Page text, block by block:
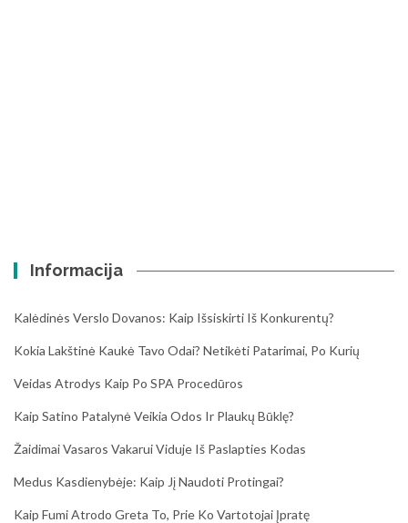
Informacija
Kalėdinės Verslo Dovanos: Kaip Išsiskirti Iš Konkurentų?
Kokia Lakštinė Kaukė Tavo Odai? Netikėti Patarimai, Po Kurių
Veidas Atrodys Kaip Po SPA Procedūros
Kaip Satino Patalynė Veikia Odos Ir Plaukų Būklę?
Žaidimai Vasaros Vakarui Viduje Iš Paslapties Kodas
Medus Kasdienybėje: Kaip Jį Naudoti Protingai?
Kaip Fumi Atrodo Greta To, Prie Ko Vartotojai Įpratę